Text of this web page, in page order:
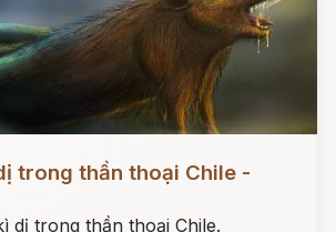
trong thần thoại Chile -
dị trong thần thoại Chile.